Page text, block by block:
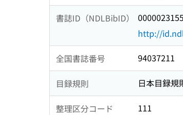
書誌ID（NDLBibID）
http://
全国書誌番号 94037211
目録規則 日本目録規
整理区分コード 111